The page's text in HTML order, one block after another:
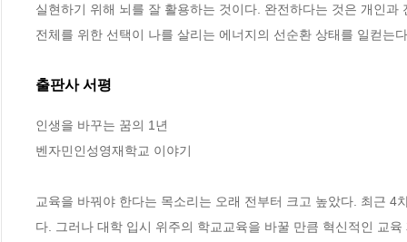
실현하기 위해 뇌를 잘 활용하는 것이다. 완전하다는 것은 개인
전체를 위한 선택이 나를 살리는 에너지의 선순환 상태를 일컫는
출판사 서평
인생을 바꾸는 꿈의 1년
벤자민인성영재학교 이야기
교육을 바꿔야 한다는 목소리는 오래 전부터 크고 높았다. 최근
다. 그러나 대학 입시 위주의 학교교육을 바꿀 만큼 혁신적인 교